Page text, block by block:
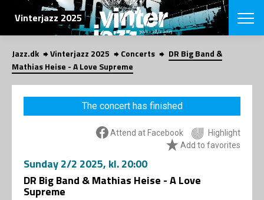
SEARCH
Vinterjazz 2025
Danish
CHOOSE
VINTERJAZZ
Themes
LOCATIONS
Venues &
Jazz.dk Vinterjazz 2025 Concerts
DR Big Band &
Mathias Heise - A Love Supreme
The concert has finished
Attend at Facebook
Highlight
Add to favorites
Sunday2/2 2025, kl. 20:00
DR Big Band & Mathias Heise - A Love
Supreme